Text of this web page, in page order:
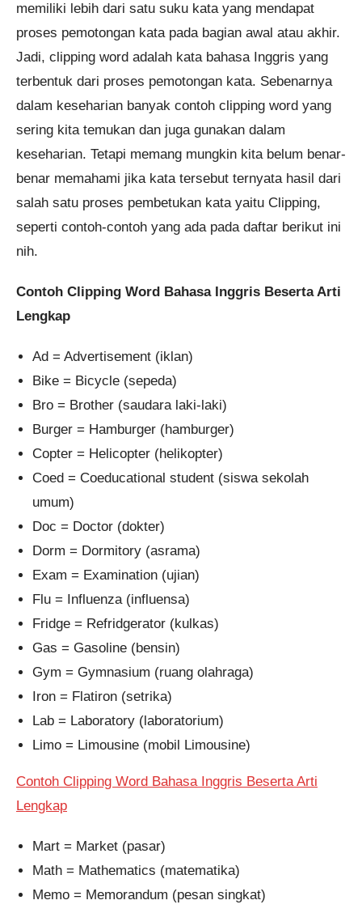
memiliki lebih dari satu suku kata yang mendapat
proses pemotongan kata pada bagian awal atau akhir.
Jadi, clipping word adalah kata bahasa Inggris yang
terbentuk dari proses pemotongan kata. Sebenarnya
dalam keseharian banyak contoh clipping word yang
sering kita temukan dan juga gunakan dalam
keseharian. Tetapi memang mungkin kita belum benar-
benar memahami jika kata tersebut ternyata hasil dari
salah satu proses pembetukan kata yaitu Clipping,
seperti contoh-contoh yang ada pada daftar berikut ini
nih.
Contoh Clipping Word Bahasa Inggris Beserta Arti
Lengkap
Ad = Advertisement (iklan)
Bike = Bicycle (sepeda)
Bro = Brother (saudara laki-laki)
Burger = Hamburger (hamburger)
Copter = Helicopter (helikopter)
Coed = Coeducational student (siswa sekolah
umum)
Doc = Doctor (dokter)
Dorm = Dormitory (asrama)
Exam = Examination (ujian)
Flu = Influenza (influensa)
Fridge = Refridgerator (kulkas)
Gas = Gasoline (bensin)
Gym = Gymnasium (ruang olahraga)
Iron = Flatiron (setrika)
Lab = Laboratory (laboratorium)
Limo = Limousine (mobil Limousine)
Contoh Clipping Word Bahasa Inggris Beserta Arti
Lengkap
Mart = Market (pasar)
Math = Mathematics (matematika)
Memo = Memorandum (pesan singkat)